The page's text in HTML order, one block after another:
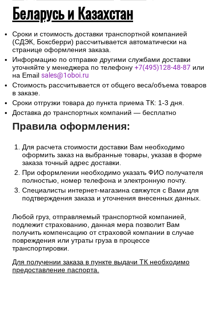
3. Доставка в Республику
Беларусь и Казахстан
Сроки и стоимость доставки транспортной компанией
(СДЭК, Боксберри) рассчитывается автоматически на
странице оформления заказа.
Информацию по отправке другими службами доставки
уточняйте у менеджера по телефону
на Emailsales@1oboi.ru
Стоимость рассчитывается от общего веса/объема товаров
Сроки отгрузки товара до пункта приема ТК: 1-3 дня.
Правила оформления:
Для расчета стоимости доставки Вам необходимо
оформить заказ на выбранные товары, указав в форме
заказа точный адрес доставки.
При оформлении необходимо указать ФИО получателя
Специалисты интернет-магазина свяжутся с Вами для
подтверждения заказа и уточнения внесенных данных.
Любой груз, отправляемый транспортной компанией,
подлежит страхованию, данная мера позволит Вам
получить компенсацию от страховой компании в случае
повреждения или утраты груза в процессе
транспортировки.